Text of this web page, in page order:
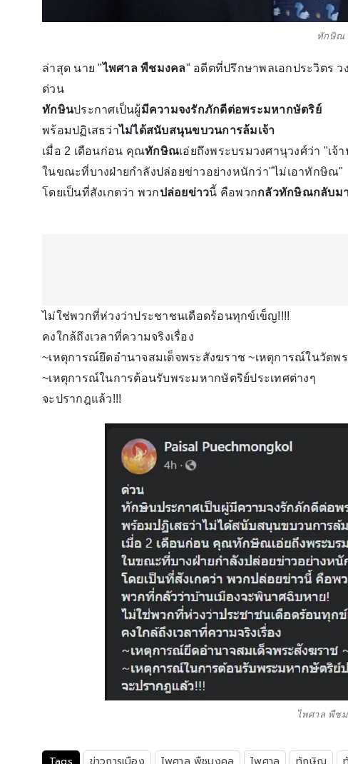
ทักษิณ
ล่าสุด นาย "ไพศาล พืชมงคล" อดีตที่ปรึกษาพลเอกประวิตร
ด่วน
ทักษินประกาศเป็นผู้มีความจงรักภักดีต่อพระมหากษัตริย์
พร้อมปฏิเสธว่าไม่ได้สนับสนุนขบวนการล้มเจ้า
เมื่อ 2 เดือนก่อน คุณทักษิณเอ่ยถึงพระบรมวงศานุวงศ์ว่า "เจ้า
ในขณะที่บางฝ่ายกำลังปล่อยข่าวอย่างหนักว่า"ไม่เอาทักษิณ"
โดยเป็นที่สังเกตว่า พวกปล่อยข่าวนี้ คือพวกกลัวทักษิณกลับม
ไม่ใช่พวกที่ห่วงว่าประชาชนเดือดร้อนทุกข์เข็ญ!!!!
คงใกล้ถึงเวลาที่ความจริงเรื่อง
~เหตุการณ์ยึดอำนาจสมเด็จพระสังฆราช ~เหตุการณ์ในวัดพ
~เหตุการณ์ในการต้อนรับพระมหากษัตริย์ประเทศต่างๆ
จะปรากฎแล้ว!!!
ไพศาล พืช